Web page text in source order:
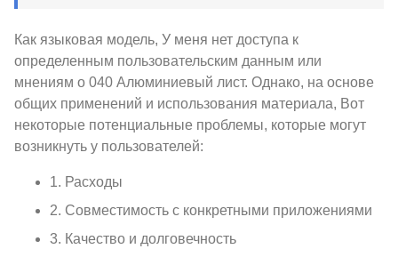
Как языковая модель, У меня нет доступа к
определенным пользовательским данным или
мнениям о 040 Алюминиевый лист. Однако, на основе
общих применений и использования материала, Вот
некоторые потенциальные проблемы, которые могут
возникнуть у пользователей:
1. Расходы
2. Совместимость с конкретными приложениями
3. Качество и долговечность